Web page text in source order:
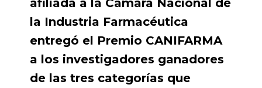
afiliada a la Cámara Nacional de
la Industria Farmacéutica
entregó el Premio CANIFARMA
a los investigadores ganadores
de las tres categorías que